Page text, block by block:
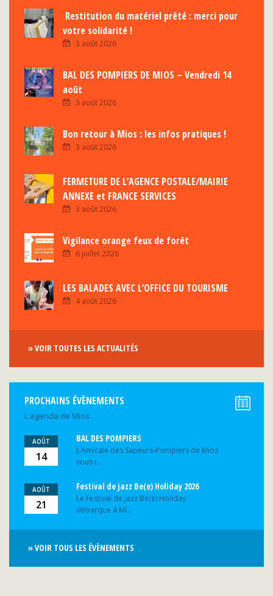
Restitution du matériel prêté : merci pour
votre solidarité !
3 août 2026
BAL DES POMPIERS DE MIOS – Vendredi 14
août
3 août 2026
Bon retour à Mios : les infos pratiques !
3 août 2026
FERMETURE DE L’AGENCE POSTALE/MAIRIE
ANNEXE et FRANCE SERVICES
3 août 2026
Vigilance orange feux de forêt
6 juillet 2026
LES BALADES AVEC L’OFFICE DU TOURISME
4 août 2026
» VOIR TOUTES LES ACTUALITÉS
PROCHAINS ÉVÈNEMENTS
L'agenda de Mios
AOÛT
14
BAL DES POMPIERS
L’Amicale des Sapeurs-Pompiers de Mios
vous i...
AOÛT
21
Festival de jazz Be(e) Holiday 2026
Le Festival de jazz Be(e) Holiday
débarque à Mi...
» VOIR TOUS LES ÉVÈNEMENTS